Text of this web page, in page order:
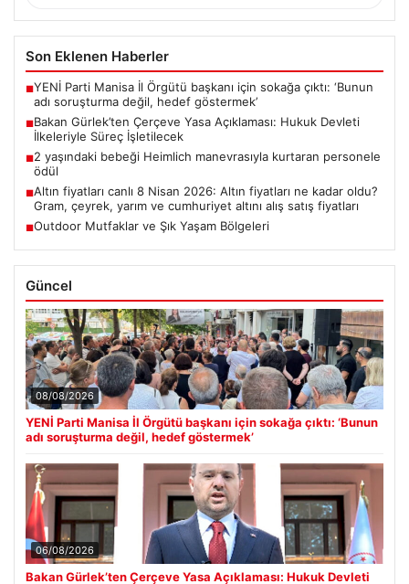
Son Eklenen Haberler
■YENİ Parti Manisa İl Örgütü başkanı için sokağa çıktı: ‘Bunun
adı soruşturma değil, hedef göstermek’
■Bakan Gürlek’ten Çerçeve Yasa Açıklaması: Hukuk Devleti
İlkeleriyle Süreç İşletilecek
■2 yaşındaki bebeği Heimlich manevrasıyla kurtaran personele
ödül
■Altın fiyatları canlı 8 Nisan 2026: Altın fiyatları ne kadar oldu?
Gram, çeyrek, yarım ve cumhuriyet altını alış satış fiyatları
■Outdoor Mutfaklar ve Şık Yaşam Bölgeleri
Güncel
08/08/2026
YENİ Parti Manisa İl Örgütü başkanı için sokağa çıktı: ‘Bunun
adı soruşturma değil, hedef göstermek’
06/08/2026
Bakan Gürlek’ten Çerçeve Yasa Açıklaması: Hukuk Devleti